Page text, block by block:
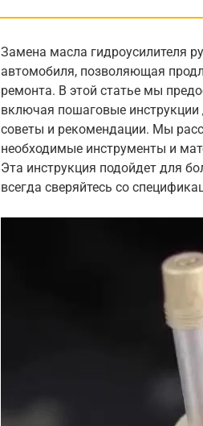
Замена масла гидроусилителя
автомобиля, позволяющая
ремонта. В этой статье мы
включая пошаговые
советы и рекомендации. Мы
необходимые инструменты и
Эта инструкция подойдет для
всегда сверяйтесь со